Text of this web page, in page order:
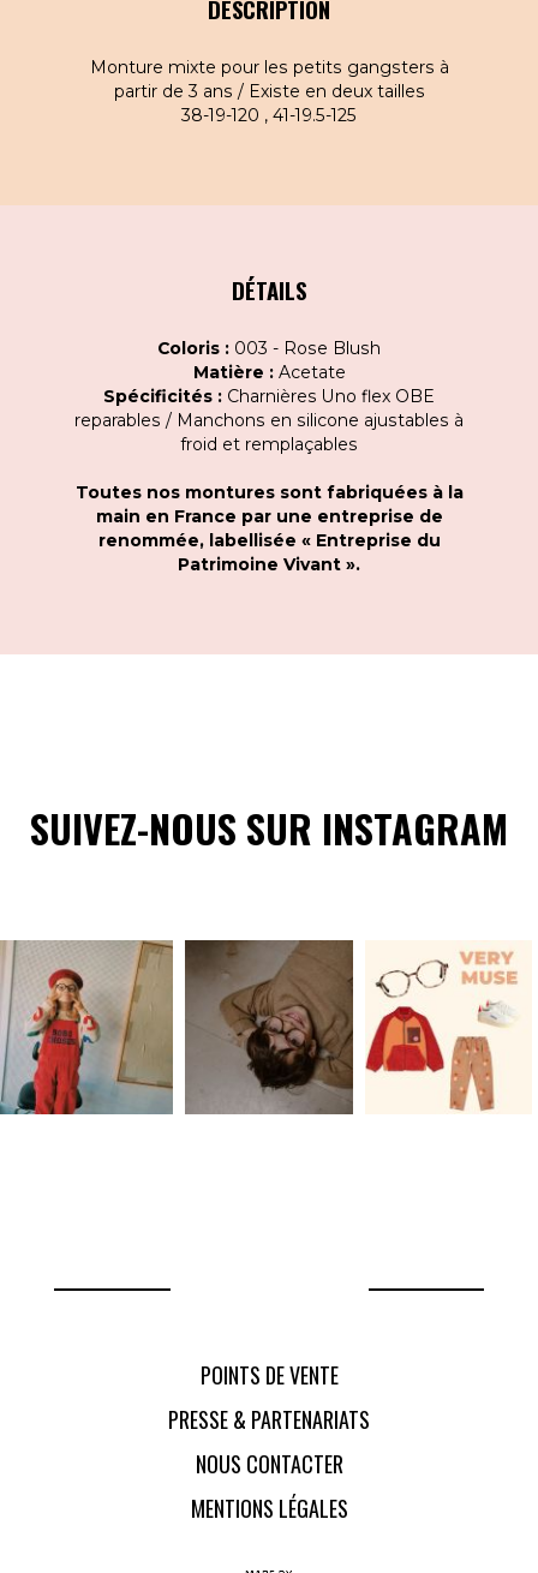
DESCRIPTION
Monture mixte pour les petits gangsters à
partir de 3 ans / Existe en deux tailles
38-19-120 , 41-19.5-125
DÉTAILS
Coloris : 003 - Rose Blush
Matière : Acetate
Spécificités : Charnières Uno flex OBE
reparables / Manchons en silicone ajustables à
froid et remplaçables
Toutes nos montures sont fabriquées à la
main en France par une entreprise de
renommée, labellisée « Entreprise du
Patrimoine Vivant ».
SUIVEZ-NOUS SUR INSTAGRAM
POINTS DE VENTE
PRESSE & PARTENARIATS
NOUS CONTACTER
MENTIONS LÉGALES